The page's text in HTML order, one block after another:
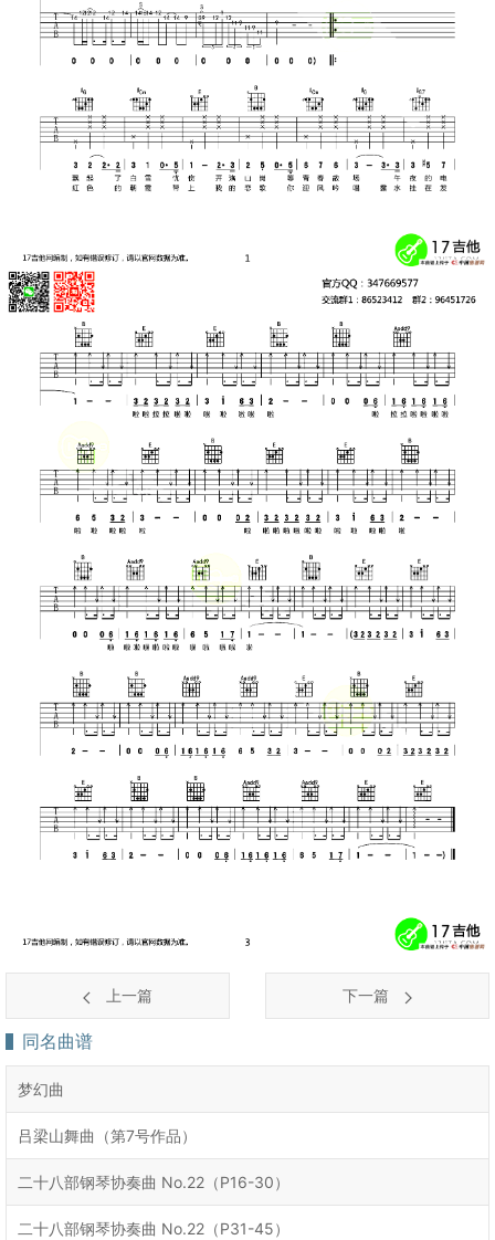
上一篇 下一篇
同名曲谱
梦幻曲
吕梁山舞曲（第7号作品）
二十八部钢琴协奏曲 No.22（P16-30）
二十八部钢琴协奏曲 No.22（P31-45）